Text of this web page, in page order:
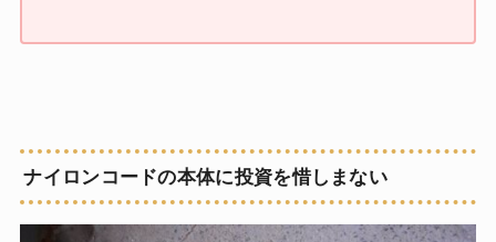
ナイロンコードの本体に投資を惜しまない